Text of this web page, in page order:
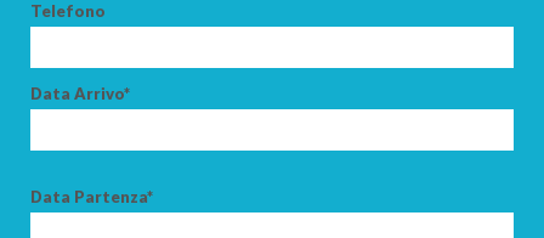
Telefono
Data Arrivo*
Data Partenza*